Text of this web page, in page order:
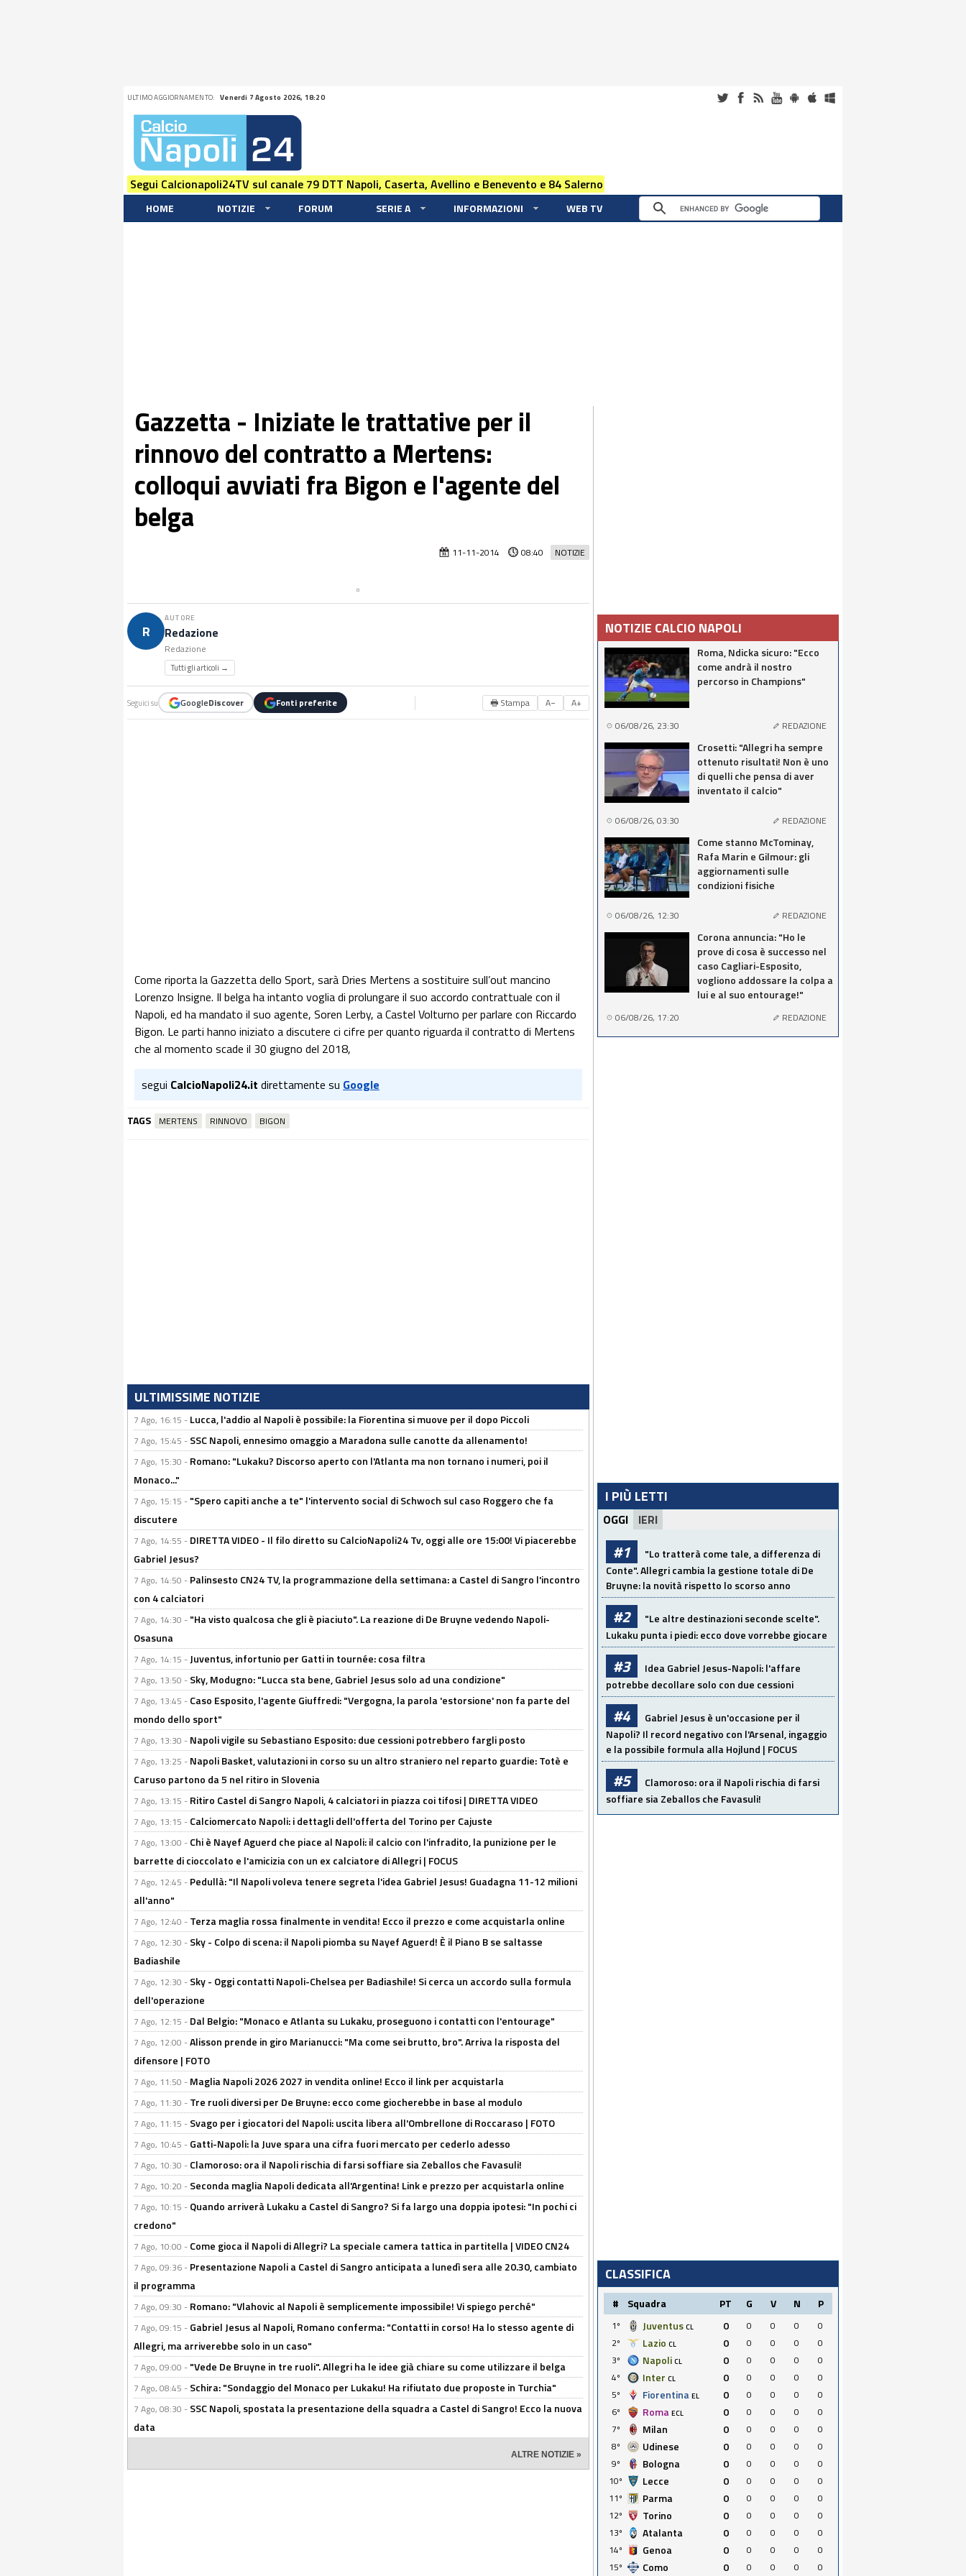
ULTIMO AGGIORNAMENTO: Venerdi 7 Agosto 2026, 18:20
Segui Calcionapoli24TV sul canale 79 DTT Napoli, Caserta, Avellino e Benevento e 84 Salerno
HOME NOTIZIE FORUM SERIE A INFORMAZIONI WEB TV
Gazzetta - Iniziate le trattative per il
rinnovo del contratto a Mertens:
colloqui avviati fra Bigon e l'agente del
belga
NOTIZIE
11-11-2014 08:40
R
AUTORE
Redazione
Redazione
Tutti gli articoli →
Seguici su GoogleDiscover Fonti preferite 🖶 Stampa A− A+
Come riporta la Gazzetta dello Sport, sarà Dries Mertens a sostituire sull’out mancino
Lorenzo Insigne. Il belga ha intanto voglia di prolungare il suo accordo contrattuale con il
Napoli, ed ha mandato il suo agente, Soren Lerby, a Castel Volturno per parlare con Riccardo
Bigon. Le parti hanno iniziato a discutere ci cifre per quanto riguarda il contratto di Mertens
che al momento scade il 30 giugno del 2018,
segui CalcioNapoli24.it direttamente su Google
TAGS MERTENS RINNOVO BIGON
ULTIMISSIME NOTIZIE
7 Ago, 16:15 - Lucca, l'addio al Napoli è possibile: la Fiorentina si muove per il dopo Piccoli
7 Ago, 15:45 - SSC Napoli, ennesimo omaggio a Maradona sulle canotte da allenamento!
7 Ago, 15:30 - Romano: "Lukaku? Discorso aperto con l'Atlanta ma non tornano i numeri, poi il
Monaco..."
7 Ago, 15:15 - "Spero capiti anche a te" l'intervento social di Schwoch sul caso Roggero che fa
discutere
7 Ago, 14:55 - DIRETTA VIDEO - Il filo diretto su CalcioNapoli24 Tv, oggi alle ore 15:00! Vi piacerebbe
Gabriel Jesus?
7 Ago, 14:50 - Palinsesto CN24 TV, la programmazione della settimana: a Castel di Sangro l'incontro
con 4 calciatori
7 Ago, 14:30 - "Ha visto qualcosa che gli è piaciuto". La reazione di De Bruyne vedendo Napoli-
Osasuna
7 Ago, 14:15 - Juventus, infortunio per Gatti in tournée: cosa filtra
7 Ago, 13:50 - Sky, Modugno: "Lucca sta bene, Gabriel Jesus solo ad una condizione"
7 Ago, 13:45 - Caso Esposito, l'agente Giuffredi: "Vergogna, la parola 'estorsione' non fa parte del
mondo dello sport"
7 Ago, 13:30 - Napoli vigile su Sebastiano Esposito: due cessioni potrebbero fargli posto
7 Ago, 13:25 - Napoli Basket, valutazioni in corso su un altro straniero nel reparto guardie: Totè e
Caruso partono da 5 nel ritiro in Slovenia
7 Ago, 13:15 - Ritiro Castel di Sangro Napoli, 4 calciatori in piazza coi tifosi | DIRETTA VIDEO
7 Ago, 13:15 - Calciomercato Napoli: i dettagli dell'offerta del Torino per Cajuste
7 Ago, 13:00 - Chi è Nayef Aguerd che piace al Napoli: il calcio con l'infradito, la punizione per le
barrette di cioccolato e l'amicizia con un ex calciatore di Allegri | FOCUS
7 Ago, 12:45 - Pedullà: "Il Napoli voleva tenere segreta l'idea Gabriel Jesus! Guadagna 11-12 milioni
all'anno"
7 Ago, 12:40 - Terza maglia rossa finalmente in vendita! Ecco il prezzo e come acquistarla online
7 Ago, 12:30 - Sky - Colpo di scena: il Napoli piomba su Nayef Aguerd! È il Piano B se saltasse
Badiashile
7 Ago, 12:30 - Sky - Oggi contatti Napoli-Chelsea per Badiashile! Si cerca un accordo sulla formula
dell'operazione
7 Ago, 12:15 - Dal Belgio: "Monaco e Atlanta su Lukaku, proseguono i contatti con l'entourage"
7 Ago, 12:00 -Alisson prende in giro Marianucci: "Ma come sei brutto, bro". Arriva la risposta del
difensore | FOTO
7 Ago, 11:50 - Maglia Napoli 2026 2027 in vendita online! Ecco il link per acquistarla
7 Ago, 11:30 - Tre ruoli diversi per De Bruyne: ecco come giocherebbe in base al modulo
7 Ago, 11:15 - Svago per i giocatori del Napoli: uscita libera all'Ombrellone di Roccaraso | FOTO
7 Ago, 10:45 - Gatti-Napoli: la Juve spara una cifra fuori mercato per cederlo adesso
7 Ago, 10:30 - Clamoroso: ora il Napoli rischia di farsi soffiare sia Zeballos che Favasuli!
7 Ago, 10:20 - Seconda maglia Napoli dedicata all'Argentina! Link e prezzo per acquistarla online
7 Ago, 10:15 - Quando arriverà Lukaku a Castel di Sangro? Si fa largo una doppia ipotesi: "In pochi ci
credono"
7 Ago, 10:00 - Come gioca il Napoli di Allegri? La speciale camera tattica in partitella | VIDEO CN24
7 Ago, 09:36 - Presentazione Napoli a Castel di Sangro anticipata a lunedì sera alle 20.30, cambiato
il programma
7 Ago, 09:30 - Romano: "Vlahovic al Napoli è semplicemente impossibile! Vi spiego perché"
7 Ago, 09:15 - Gabriel Jesus al Napoli, Romano conferma: "Contatti in corso! Ha lo stesso agente di
Allegri, ma arriverebbe solo in un caso"
7 Ago, 09:00 - "Vede De Bruyne in tre ruoli". Allegri ha le idee già chiare su come utilizzare il belga
7 Ago, 08:45 - Schira: "Sondaggio del Monaco per Lukaku! Ha rifiutato due proposte in Turchia"
7 Ago, 08:30 - SSC Napoli, spostata la presentazione della squadra a Castel di Sangro! Ecco la nuova
data
ALTRE NOTIZIE »
NOTIZIE CALCIO NAPOLI
Roma, Ndicka sicuro: "Ecco
come andrà il nostro
percorso in Champions"
06/08/26, 23:30 REDAZIONE
Crosetti: "Allegri ha sempre
ottenuto risultati! Non è uno
di quelli che pensa di aver
inventato il calcio"
06/08/26, 03:30 REDAZIONE
Come stanno McTominay,
Rafa Marin e Gilmour: gli
aggiornamenti sulle
condizioni fisiche
06/08/26, 12:30 REDAZIONE
Corona annuncia: "Ho le
prove di cosa è successo nel
caso Cagliari-Esposito,
vogliono addossare la colpa a
lui e al suo entourage!"
06/08/26, 17:20 REDAZIONE
I PIÙ LETTI
OGGI IERI
#1
"Lo tratterà come tale, a differenza di
Conte". Allegri cambia la gestione totale di De
Bruyne: la novità rispetto lo scorso anno
#2
"Le altre destinazioni seconde scelte".
Lukaku punta i piedi: ecco dove vorrebbe giocare
#3
Idea Gabriel Jesus-Napoli: l'affare
potrebbe decollare solo con due cessioni
#4
Gabriel Jesus è un'occasione per il
Napoli? Il record negativo con l'Arsenal, ingaggio
e la possibile formula alla Hojlund | FOCUS
#5
Clamoroso: ora il Napoli rischia di farsi
soffiare sia Zeballos che Favasuli!
CLASSIFICA
# Squadra PT G V N P
1º Juventus CL 0 0 0 0
0
2º
Lazio CL 0 0 0 0
0
3º
Napoli CL 0 0 0 0
0
4º
Inter CL 0 0 0 0
0
5º
Fiorentina EL 0 0 0 0
0
6º
Roma ECL 0 0 0 0
0
7º
Milan 0 0 0 0
0
8º
Udinese 0 0 0 0
0
9º
Bologna 0 0 0 0
0
10º
Lecce 0 0 0 0
0
11º
Parma 0 0 0 0
0
12º
Torino 0 0 0 0
0
13º
Atalanta 0 0 0 0
0
14º
Genoa 0 0 0 0
0
15º
Como 0 0 0 0 0